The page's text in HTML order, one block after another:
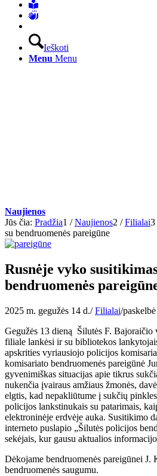
Ieškoti
Menu Menu
Naujienos
Jūs čia: Pradžia1 / Naujienos2 / Filialai3
su bendruomenės pareigūne
Rusnėje vyko
bendruomenės
2025 m. gegužės 14 d./ Filialai/paskelbė
Gegužės 13 dieną Šilutės F. Bajoraičio
filiale lankėsi ir su bibliotekos
apskrities vyriausiojo policijos
komisariato bendruomenės pareigūnė
gyvenimiškas situacijas apie tikrus
nukenčia įvairaus amžiaus žmonės,
elgtis, kad nepakliūtume į sukčių
policijos lankstinukais su patarimais,
elektroninėje erdvėje auka. Susitikimo
interneto puslapio „Šilutės policijos
sekėjais, kur gausu aktualios
Dėkojame bendruomenės pareigūnei J.
bendruomenės saugumu.